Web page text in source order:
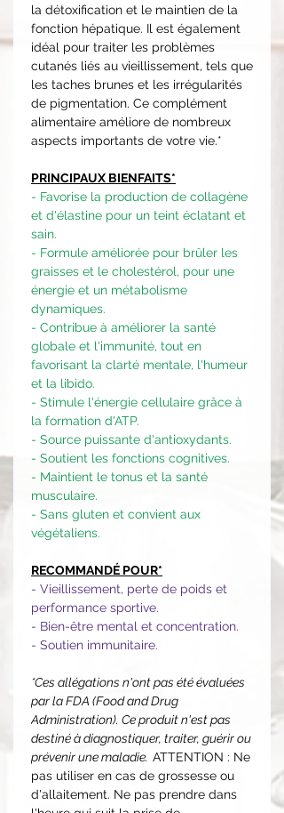
la détoxification et le maintien de la
fonction hépatique. Il est également
idéal pour traiter les problèmes
cutanés liés au vieillissement, tels que
les taches brunes et les irrégularités
de pigmentation. Ce complément
alimentaire améliore de nombreux
aspects importants de votre vie.*
PRINCIPAUX BIENFAITS*
- Favorise la production de collagène
et d'élastine pour un teint éclatant et
sain.
- Formule améliorée pour brûler les
graisses et le cholestérol, pour une
énergie et un métabolisme
dynamiques.
- Contribue à améliorer la santé
globale et l'immunité, tout en
favorisant la clarté mentale, l'humeur
et la libido.
- Stimule l'énergie cellulaire grâce à
la formation d'ATP.
- Source puissante d'antioxydants.
- Soutient les fonctions cognitives.
- Maintient le tonus et la santé
musculaire.
- Sans gluten et convient aux
végétaliens.
RECOMMANDÉ POUR*
- Vieillissement, perte de poids et
performance sportive.
- Bien-être mental et concentration.
- Soutien immunitaire.
*Ces allégations n'ont pas été évaluées
par la FDA (Food and Drug
Administration). Ce produit n'est pas
destiné à diagnostiquer, traiter, guérir ou
prévenir une maladie. ATTENTION : Ne
pas utiliser en cas de grossesse ou
d'allaitement. Ne pas prendre dans